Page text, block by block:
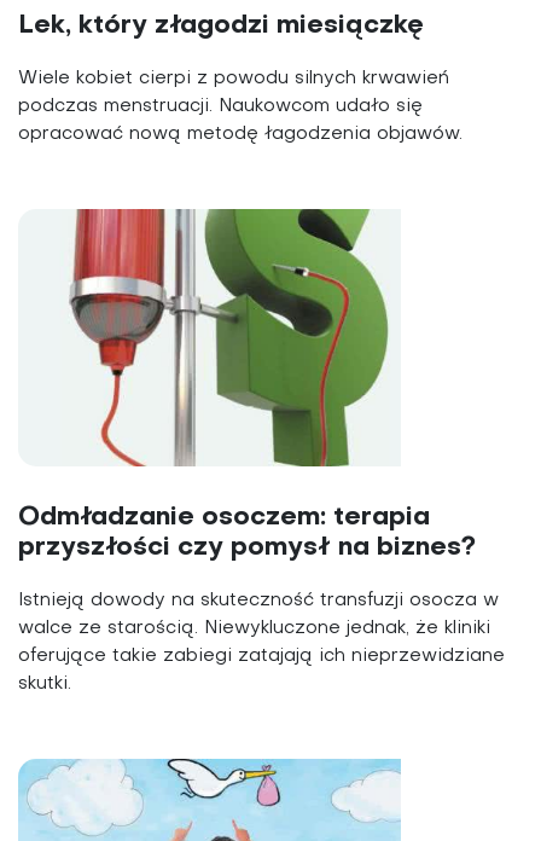
Lek, który złagodzi miesiączkę
Wiele kobiet cierpi z powodu silnych krwawień
podczas menstruacji. Naukowcom udało się
opracować nową metodę łagodzenia objawów.
Odmładzanie osoczem: terapia
przyszłości czy pomysł na biznes?
Istnieją dowody na skuteczność transfuzji osocza w
walce ze starością. Niewykluczone jednak, że kliniki
oferujące takie zabiegi zatajają ich nieprzewidziane
skutki.